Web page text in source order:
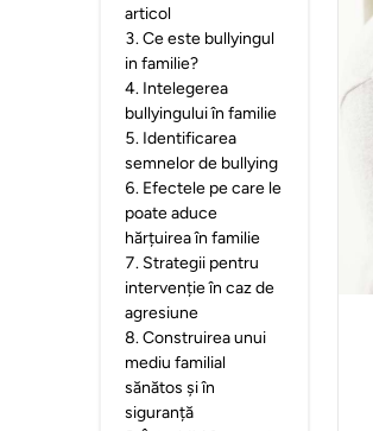
articol
3.Ce este bullyingul
in familie?
4. Intelegerea
bullyingului în familie
5. Identificarea
semnelor de bullying
6. Efectele pe care le
poate aduce
hărțuirea în familie
7. Strategii pentru
intervenție în caz de
agresiune
8.Construirea unui
mediu familial
sănătos și în
siguranță